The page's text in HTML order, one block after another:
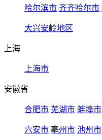
哈尔滨市 齐齐哈尔市
大兴安岭地区
上海
上海市
安徽省
合肥市 芜湖市 蚌埠市
六安市 亳州市 池州市